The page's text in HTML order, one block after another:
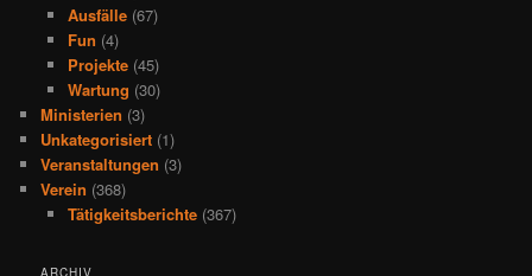
Ausfälle(67)
Fun (4)
Projekte(45)
Wartung (30)
Ministerien (3)
Unkategorisiert (1)
Veranstaltungen (3)
Verein (368)
Tätigkeitsberichte(367)
ARCHIV